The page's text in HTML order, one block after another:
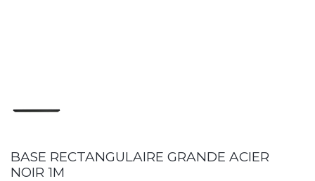
BASE RECTANGULAIRE GRANDE ACIER
NOIR 1M